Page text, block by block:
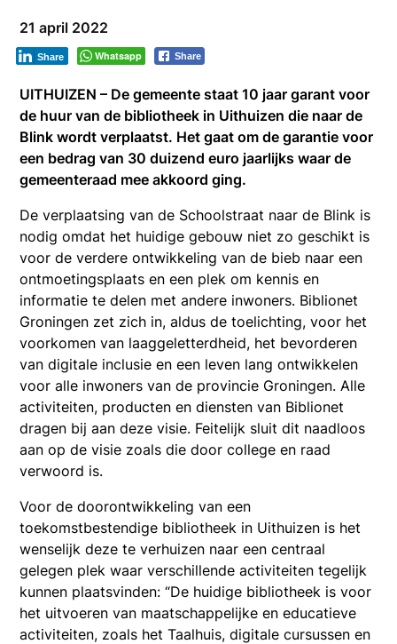
21 april 2022
Whatsapp Share
Share
UITHUIZEN – De gemeente staat 10 jaar garant voor
de huur van de bibliotheek in Uithuizen die naar de
Blink wordt verplaatst. Het gaat om de garantie voor
een bedrag van 30 duizend euro jaarlijks waar de
gemeenteraad mee akkoord ging.
De verplaatsing van de Schoolstraat naar de Blink is
nodig omdat het huidige gebouw niet zo geschikt is
voor de verdere ontwikkeling van de bieb naar een
ontmoetingsplaats en een plek om kennis en
informatie te delen met andere inwoners. Biblionet
Groningen zet zich in, aldus de toelichting, voor het
voorkomen van laaggeletterdheid, het bevorderen
van digitale inclusie en een leven lang ontwikkelen
voor alle inwoners van de provincie Groningen. Alle
activiteiten, producten en diensten van Biblionet
dragen bij aan deze visie. Feitelijk sluit dit naadloos
aan op de visie zoals die door college en raad
verwoord is.
Voor de doorontwikkeling van een
toekomstbestendige bibliotheek in Uithuizen is het
wenselijk deze te verhuizen naar een centraal
gelegen plek waar verschillende activiteiten tegelijk
kunnen plaatsvinden: “De huidige bibliotheek is voor
het uitvoeren van maatschappelijke en educatieve
activiteiten, zoals het Taalhuis, digitale cursussen en